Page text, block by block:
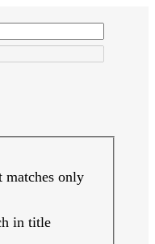
matches only
in title